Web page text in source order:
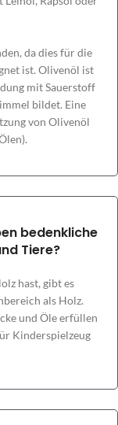
da dies für die
ist. Olivenöl ist
mit Sauerstoff
bildet. Eine
von Olivenöl
bedenkliche
Tiere?
hast, gibt es
als Holz.
und Öle erfüllen
Kinderspielzeug